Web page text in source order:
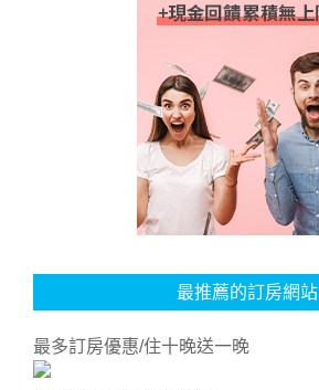
最推薦的訂房網站
最多訂房優惠/住十晚送一晚